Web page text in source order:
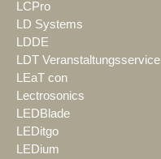
LCPro
LD Systems
LDDE
LDT Veranstaltungsservice
LEaT con
Lectrosonics
LEDBlade
LEDitgo
LEDium